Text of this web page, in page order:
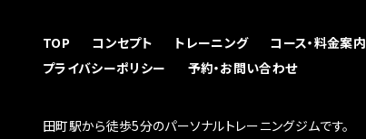
TOP コンセプト トレーニング コース・料金案内
プライバシーポリシー
予約・お問い合わせ
田町駅から徒歩5分のパーソナルトレーニングジムです。